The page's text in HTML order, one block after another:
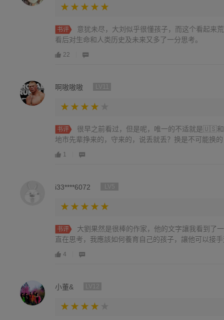
书评
意犹未尽，大刘似乎很懂孩子，而这个看起来
看后对生命和人类历史及未来又多了一分思考。
22
啊嗷嗷嗷
书评
很早之前看过，但是呢，唯一的不适就是🇺🇸
地市先辈挣来的，守来的，说丢就丢？换是不可能换
1
i33****6072
书评
大劉果然是很棒的作家，他的文字讓我看到了
直在思考，我應該如何養育自己的孩子，讓他可以接
4
小董&